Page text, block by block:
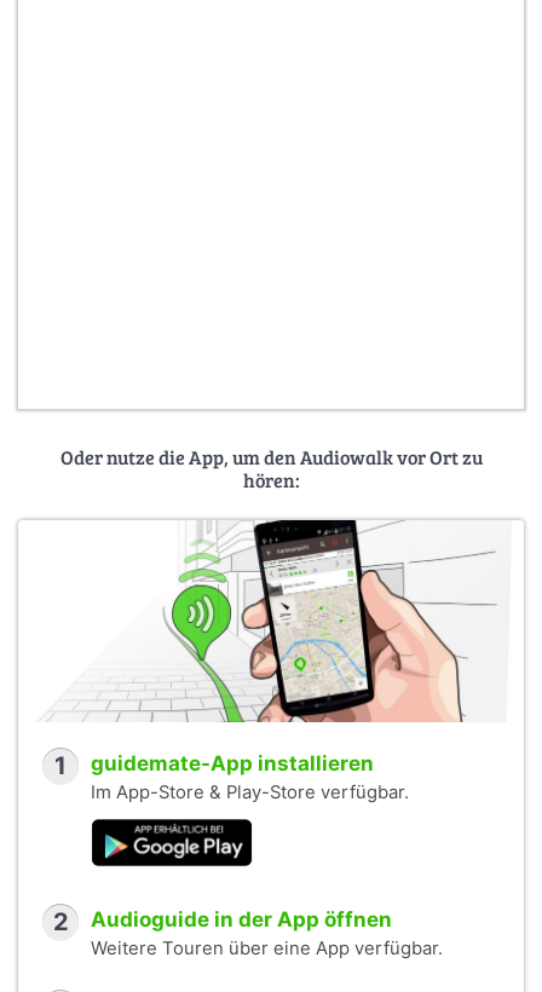
Oder nutze die App, um den Audiowalk vor Ort zu
hören:
1 guidemate-App installieren
Im App-Store & Play-Store verfügbar.
2 Audioguide in der App öffnen
Weitere Touren über eine App verfügbar.